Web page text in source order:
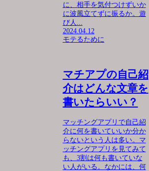
に、相手を気付つけずいか
に波風立てずに振るか。遊
び人...
2024.04.12
モテるために
マチアプの自己紹
介はどんな文章を
書いたらいい？
マッチングアプリで自己紹
介に何を書いていいか分か
らないという人は多い。マ
ッチングアプリを見てみて
も、3割は何も書いていな
い人がいる。なかには、何